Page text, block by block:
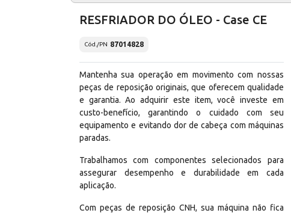
RESFRIADOR DO ÓLEO - Case CE
Cód./PN 87014828
Mantenha sua operação em movimento com nossas
peças de reposição originais, que oferecem qualidade
e garantia. Ao adquirir este item, você investe em
custo-benefício, garantindo o cuidado com seu
equipamento e evitando dor de cabeça com máquinas
paradas.
Trabalhamos com componentes selecionados para
assegurar desempenho e durabilidade em cada
aplicação.
Com peças de reposição CNH, sua máquina não fica